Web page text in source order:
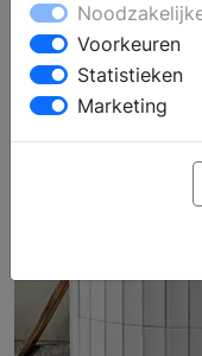
Voorkeuren
Statistieken
Marketing